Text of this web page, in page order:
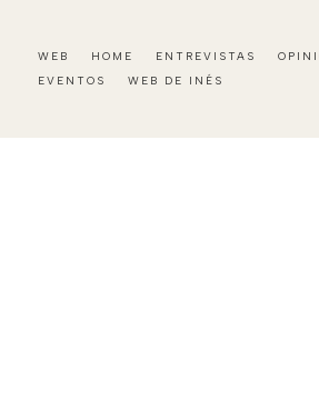
WEB HOME ENTREVISTAS
EVENTOS
WEB DE INÉS